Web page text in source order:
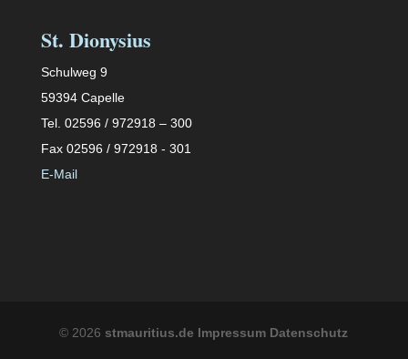
St. Dionysius
Schulweg 9
59394 Capelle
Tel. 02596 / 972918 – 300
Fax 02596 / 972918 - 301
E-Mail
© 2026 stmauritius.de Impressum Datenschutz